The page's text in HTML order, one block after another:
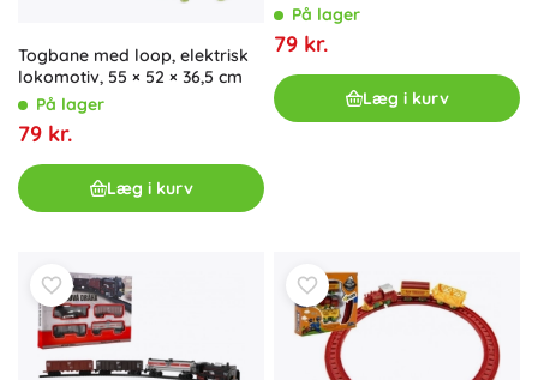
Togbane med loop, elektrisk
lokomotiv, 55 × 52 × 36,5 cm
På lager
79 kr.
Læg i kurv
På lager
79 kr.
Læg i kurv